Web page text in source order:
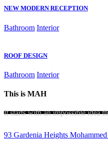
NEW MODERN RECEPTION
Bathroom Interior
ROOF DESIGN
Bathroom Interior
This is MAH
It starts with an impossible idea
93 Gardenia Heights